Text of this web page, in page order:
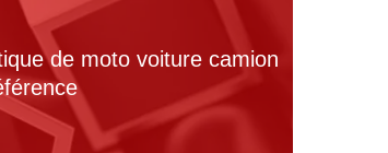
de moto voiture camion